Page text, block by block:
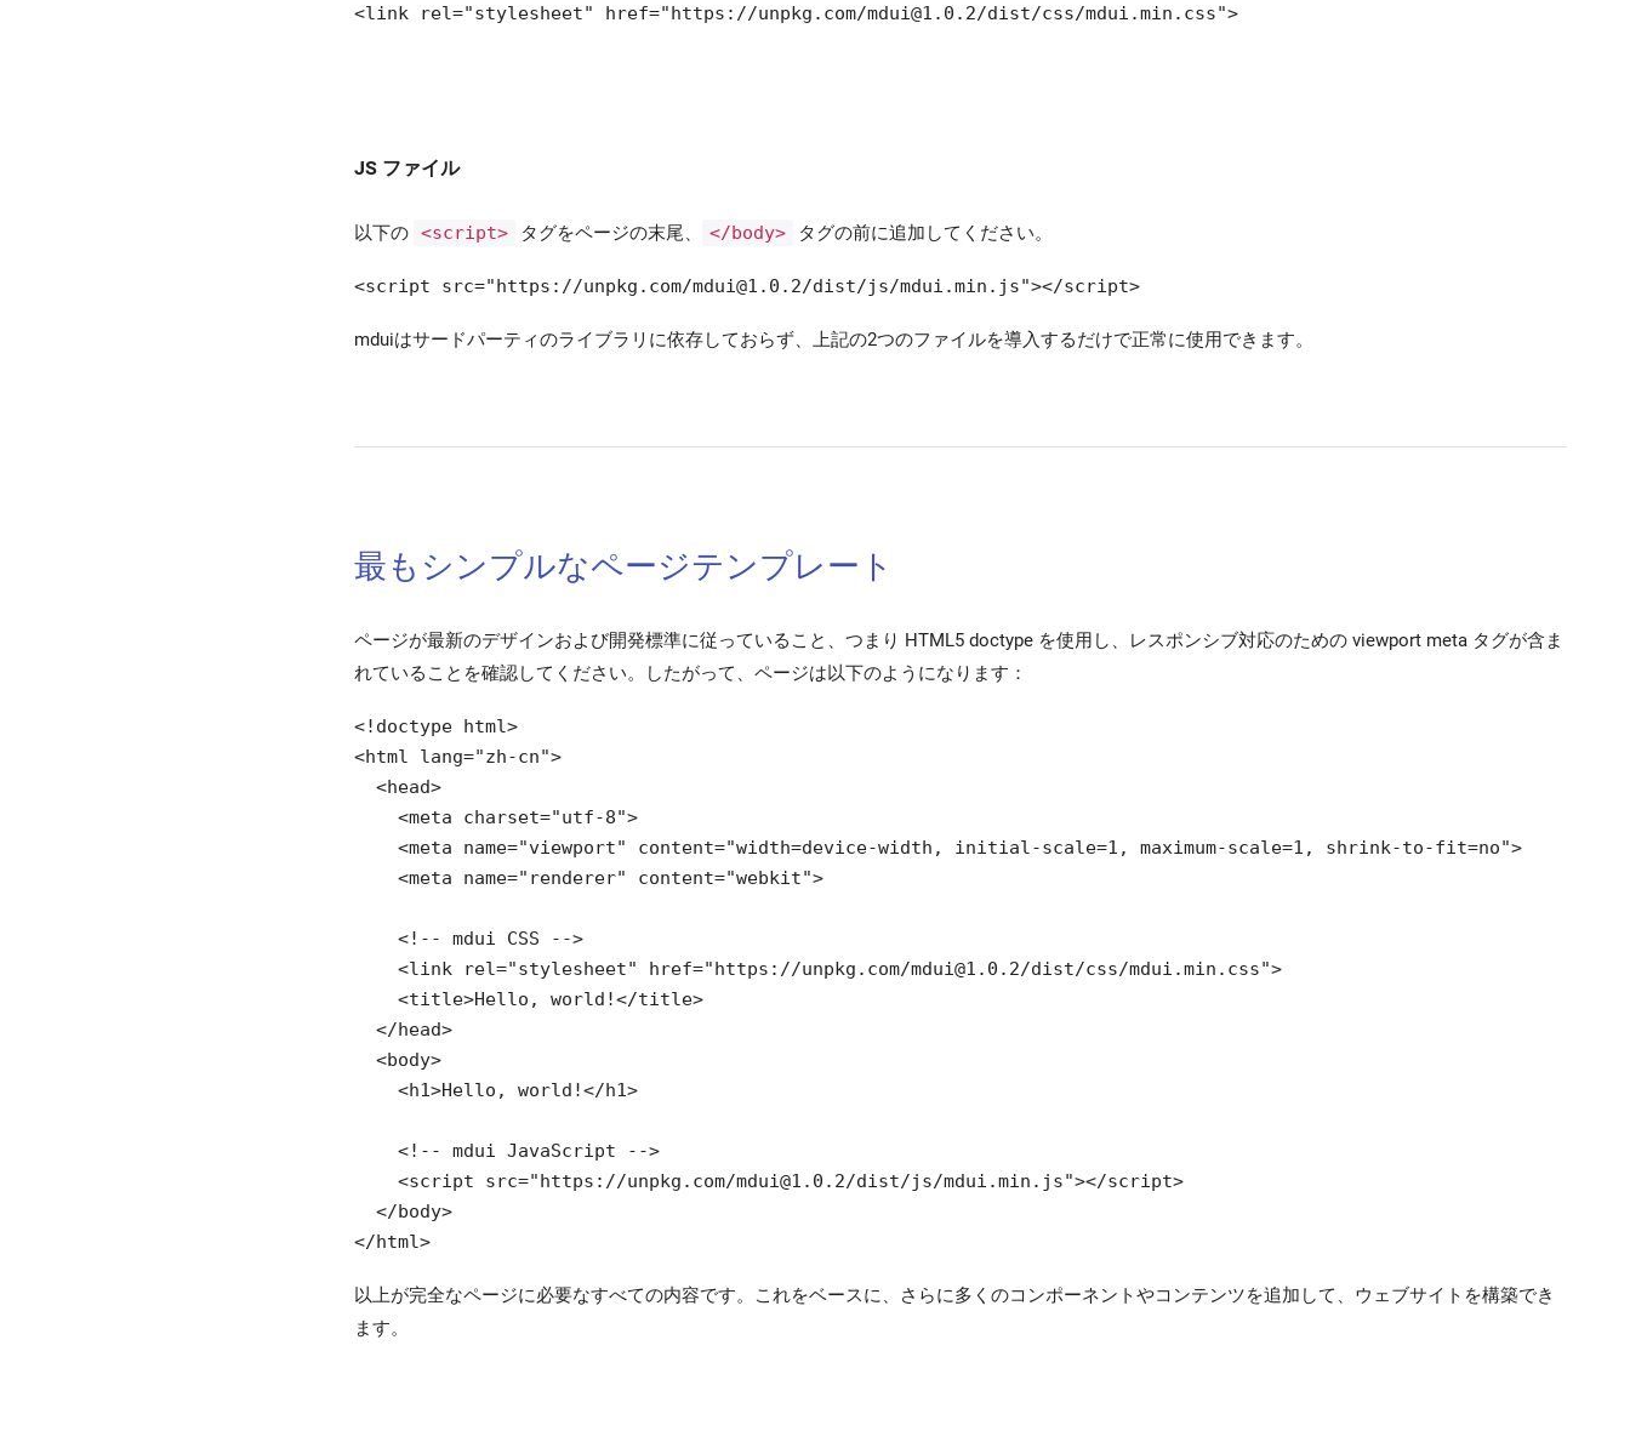
<link rel="stylesheet" href="https://unpkg.com/mdui@1.0.2/dist/css/mdui.min.css">
JS ファイル
以下の <script> タグをページの末尾、 </body> タグの前に追加してください。
<script src="https://unpkg.com/mdui@1.0.2/dist/js/mdui.min.js"></script>
mduiはサードパーティのライブラリに依存しておらず、上記の2つのファイルを導入するだけで正常に使用できます。
最もシンプルなページテンプレート
ページが最新のデザインおよび開発標準に従っていること、つまり HTML5 doctype を使用し、レスポンシブ対応のための viewport meta タグが含ま
れていることを確認してください。したがって、ページは以下のようになります：
<!doctype html>
<html lang="zh-cn">
  <head>
    <meta charset="utf-8">
    <meta name="viewport" content="width=device-width, initial-scale=1, maximum-scale=1, shrink-to-fit=no">
    <meta name="renderer" content="webkit">
    <!-- mdui CSS -->
    <link rel="stylesheet" href="https://unpkg.com/
mdui@1.0.2/dist/css/mdui.min.css">
    <title>Hello, world!</title>
  </head>
  <body>
    <h1>Hello, world!</h1>
    <!-- mdui JavaScript -->
    <script src="https://unpkg.com/
mdui@1.0.2/dist/js/mdui.min.js"></script>
  </body>
</html>
以上が完全なページに必要なすべての内容です。これをベースに、さらに多くのコンポーネントやコンテンツを追加して、ウェブサイトを構築でき
ます。